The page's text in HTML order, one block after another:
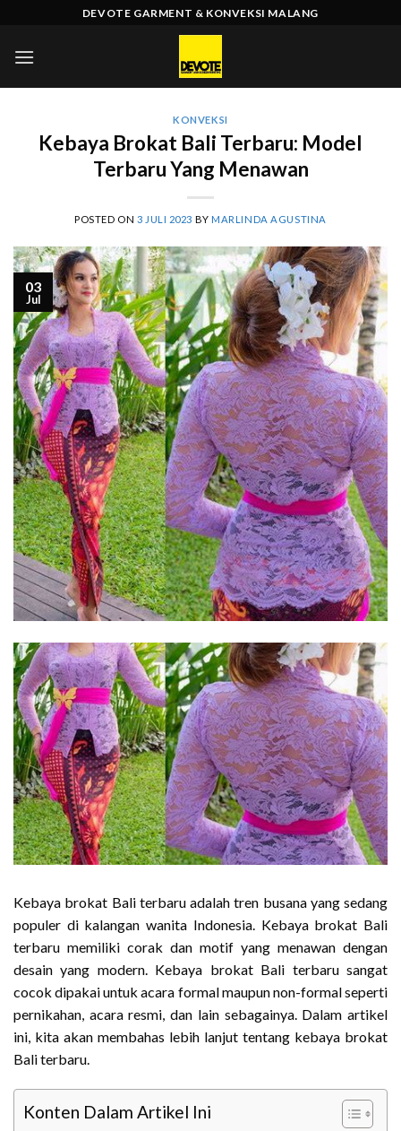
content
DEVOTE GARMENT & KONVEKSI MALANG
KONVEKSI
Kebaya Brokat Bali Terbaru: Model
Terbaru Yang Menawan
POSTED ON 3 JULI 2023 BYMARLINDA AGUSTINA
03
Jul
Kebaya brokat Bali terbaru adalah tren busana yang sedang
populer di kalangan wanita Indonesia. Kebaya brokat Bali
terbaru memiliki corak dan motif yang menawan dengan
desain yang modern. Kebaya brokat Bali terbaru sangat
cocok dipakai untuk acara formal maupun non-formal seperti
pernikahan, acara resmi, dan lain sebagainya. Dalam artikel
ini, kita akan membahas lebih lanjut tentang kebaya brokat
Bali terbaru.
Konten Dalam Artikel Ini